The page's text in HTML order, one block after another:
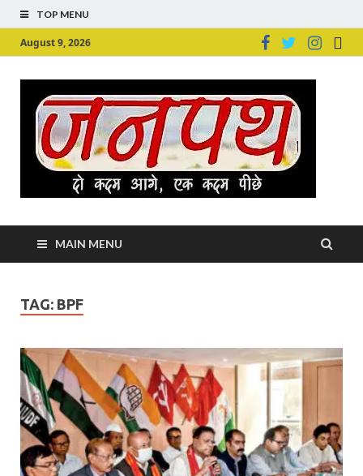
TOP MENU
August 9, 2026
MAIN MENU
TAG: BPF